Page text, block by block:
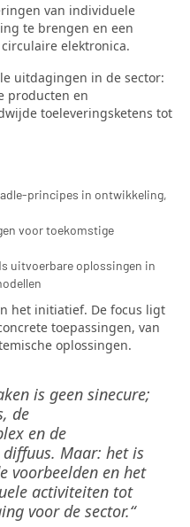
van individuele
te brengen en een
elektronica.
uitdagingen in de sector:
producten en
toeleveringsketens tot
principes in ontwikkeling,
voor toekomstige
uitvoerbare oplossingen in
het initiatief. De focus ligt
toepassingen, van
oplossingen.
is geen sinecure;
de
en de
Maar: het is
voorbeelden en het
activiteiten tot
voor de sector.“